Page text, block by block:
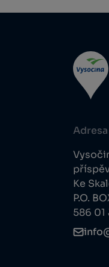
Adresa
Ke
P.O.
586 01